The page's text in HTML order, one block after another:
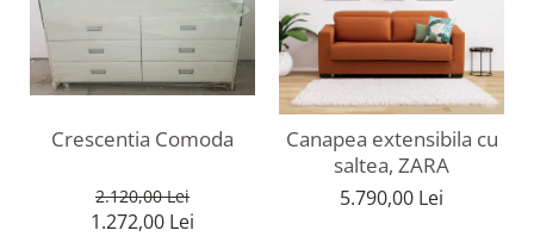
Crescentia Comoda
2.120,00 Lei
1.272,00 Lei
Canapea extensibila cu
saltea, ZARA
5.790,00 Lei